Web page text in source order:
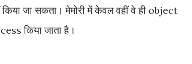
जा सकता। मेमोरी में केवल वहीं वे ही object
किया जाता है।